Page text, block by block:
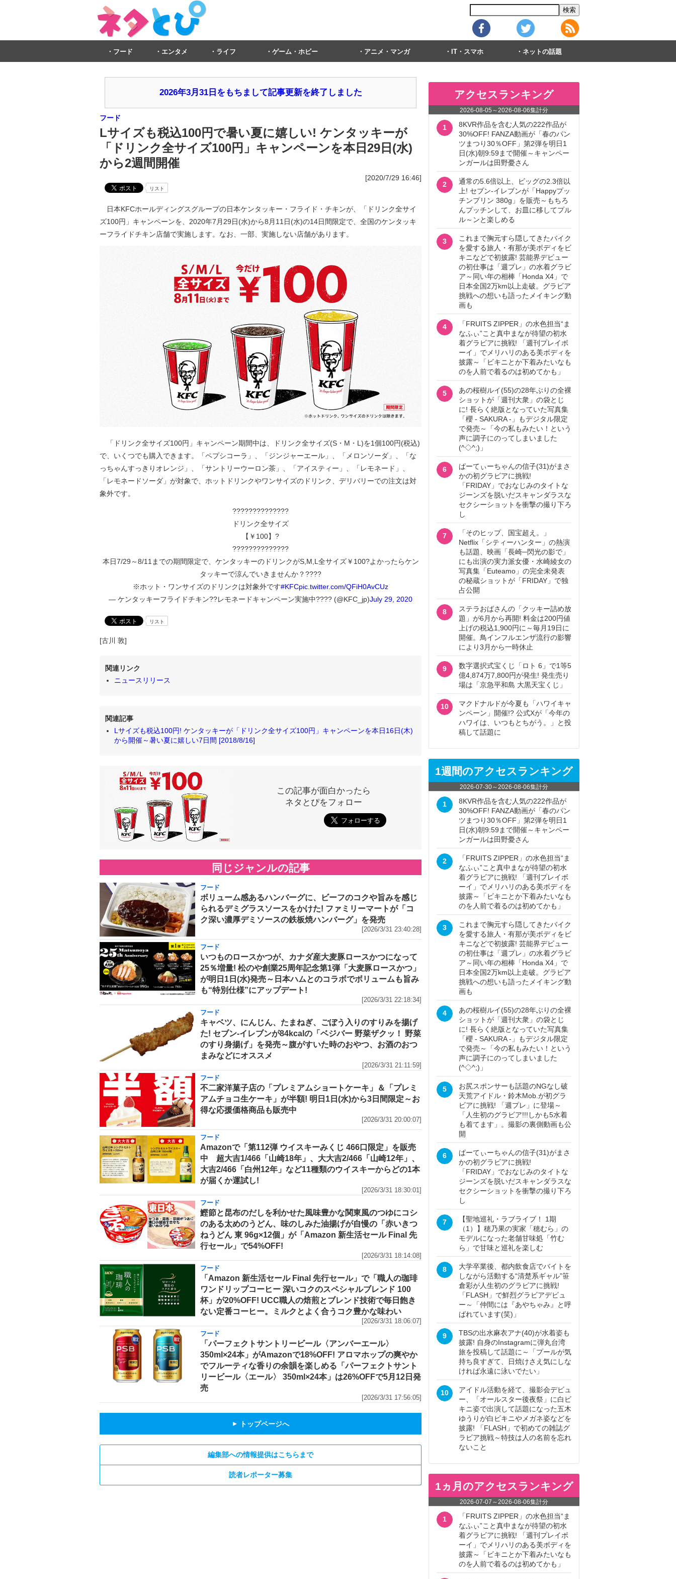
フード エンタメ ライフ ゲーム・ホビー アニメ・マンガ IT・スマホ ネットの話題
2026年3月31日をもちまして記事更新を終了しました
フード
Lサイズも税込100円で暑い夏に嬉しい! ケンタッキーが
「ドリンク全サイズ100円」キャンペーンを本日29日(水)
から2週間開催
[2020/7/29 16:46]
リスト
日本KFCホールディングスグループの日本ケンタッキー・フライド・チキンが、「ドリンク全サイ
ズ100円」キャンペーンを、2020年7月29日(水)から8月11日(水)の14日間限定で、全国のケンタッキ
ーフライドチキン店舗で実施します。なお、一部、実施しない店舗があります。
「ドリンク全サイズ100円」キャンペーン期間中は、ドリンク全サイズ(S・M・L)を1個100円(税込)
で、いくつでも購入できます。「ペプシコーラ」、「ジンジャーエール」、「メロンソーダ」、「な
っちゃんすっきりオレンジ」、「サントリーウーロン茶」、「アイスティー」、「レモネード」、
「レモネードソーダ」が対象で、ホットドリンクやワンサイズのドリンク、デリバリーでの注文は対
象外です。
??????????????
ドリンク全サイズ
【￥100】?
??????????????
本日7/29～8/11までの期間限定で、ケンタッキーのドリンクがS,M,L全サイズ￥100?よかったらケン
タッキーで涼んでいきませんか？????
※ホット・ワンサイズのドリンクは対象外です#KFCpic.twitter.com/QFiH0AvCUz
— ケンタッキーフライドチキン??レモネードキャンペーン実施中???? (@KFC_jp)July 29, 2020
リスト
[古川 敦]
関連リンク
ニュースリリース
関連記事
Lサイズも税込100円! ケンタッキーが「ドリンク全サイズ100円」キャンペーンを本日16日(木)
から開催～暑い夏に嬉しい7日間 [2018/8/16]
この記事が面白かったら
ネタとぴをフォロー
同じジャンルの記事
フード
ボリューム感あるハンバーグに、ビーフのコクや旨みを感じ
られるデミグラスソースをかけた! ファミリーマートが「コ
ク深い濃厚デミソースの鉄板焼ハンバーグ」を発売
[2026/3/31 23:40:28]
フード
いつものロースかつが、カナダ産大麦豚ロースかつになって
25％増量! 松のや創業25周年記念第1弾「大麦豚ロースかつ」
が明日1日(水)発売～日本ハムとのコラボでボリュームも旨み
も“特別仕様”にアップデート!
[2026/3/31 22:18:34]
フード
キャベツ、にんじん、たまねぎ、ごぼう入りのすりみを揚げ
た! セブン‐イレブンが84kcalの「ベジバー 野菜ザクッ！ 野菜
のすり身揚げ」を発売～腹がすいた時のおやつ、お酒のおつ
まみなどにオススメ
[2026/3/31 21:11:59]
フード
不二家洋菓子店の「プレミアムショートケーキ」＆「プレミ
アムチョコ生ケーキ」が半額! 明日1日(水)から3日間限定～お
得な応援価格商品も販売中
[2026/3/31 20:00:07]
フード
Amazonで「第112弾 ウイスキーみくじ 466口限定」を販売
中 超大吉1/466「山崎18年」、大大吉2/466「山崎12年」、
大吉2/466「白州12年」など11種類のウイスキーからどの1本
が届くか運試し!
[2026/3/31 18:30:01]
フード
鰹節と昆布のだしを利かせた風味豊かな関東風のつゆにコシ
のある太めのうどん、味のしみた油揚げが自慢の「赤いきつ
ねうどん 東 96g×12個」が「Amazon 新生活セール Final 先
行セール」で54%OFF!
[2026/3/31 18:14:08]
フード
「Amazon 新生活セール Final 先行セール」で「職人の珈琲
ワンドリップコーヒー 深いコクのスペシャルブレンド 100
杯」が20%OFF! UCC職人の焙煎とブレンド技術で毎日飽き
ない定番コーヒー。ミルクとよく合うコク豊かな味わい
[2026/3/31 18:06:07]
フード
「パーフェクトサントリービール〈アンバーエール〉
350ml×24本」がAmazonで18%OFF! アロマホップの爽やか
でフルーティな香りの余韻を楽しめる「パーフェクトサント
リービール〈エール〉 350ml×24本」は26%OFFで5月12日発
売
[2026/3/31 17:56:05]
▲ トップページへ
編集部への情報提供はこちらまで
読者レポーター募集
アクセスランキング
2026-08-05 ～2026-08-06集計分
1
8KVR作品を含む人気の222作品が
30%OFF! FANZA動画が「春のパン
ツまつり30％OFF」第2弾を明日1
日(水)朝9:59まで開催～キャンペー
ンガールは田野憂さん
2
通常の5.6倍以上、ビッグの2.3倍以
上! セブン‐イレブンが「Happyプッ
チンプリン 380g」を販売～もちろ
んプッチンして、お皿に移してプル
ル～ンと楽しめる
3
これまで胸元すら隠してきたバイク
を愛する旅人・有那が美ボディをビ
キニなどで初披露! 芸能界デビュー
の初仕事は「週プレ」の水着グラビ
ア～同い年の相棒「Honda X4」で
日本全国2万km以上走破。グラビア
挑戦への想いも語ったメイキング動
画も
4
「FRUITS ZIPPER」の水色担当“ま
なふぃ”こと真中まなが待望の初水
着グラビアに挑戦! 「週刊プレイボ
ーイ」でメリハリのある美ボディを
披露～「ビキニとか下着みたいなも
のを人前で着るのは初めてかも」
5
あの桜樹ルイ(55)の28年ぶりの全裸
ショットが「週刊大衆」の袋とじ
に! 長らく絶版となっていた写真集
「櫻 - SAKURA -」もデジタル限定
で発売～「今の私もみたい！という
声に調子にのってしまいました
(^◇^;)」
6
ぱーてぃーちゃんの信子(31)がまさ
かの初グラビアに挑戦!
「FRIDAY」でおなじみのタイトな
ジーンズを脱いだスキャンダラスな
セクシーショットを衝撃の撮り下ろ
し
7
「そのヒップ、国宝超え。」
Netflix「シティーハンター」の熱演
も話題、映画「長崎─閃光の影で」
にも出演の実力派女優・水崎綾女の
写真集「Euteamo」の完全未発表
の秘蔵ショットが「FRIDAY」で独
占公開
8
ステラおばさんの「クッキー詰め放
題」が6月から再開! 料金は200円値
上げの税込1,900円に～毎月19日に
開催。鳥インフルエンザ流行の影響
により3月から一時休止
9
数字選択式宝くじ「ロト 6」で1等5
億4,874万7,800円が発生! 発生売り
場は「京急平和島 大黒天宝くじ」
10
マクドナルドが今夏も「ハワイキャ
ンペーン」開催!? 公式Xが「今年の
ハワイは、いつもとちがう。」と投
稿して話題に
1週間のアクセスランキング
2026-07-30～2026-08-06集計分
1
8KVR作品を含む人気の222作品が
30%OFF! FANZA動画が「春のパン
ツまつり30％OFF」第2弾を明日1
日(水)朝9:59まで開催～キャンペー
ンガールは田野憂さん
2
「FRUITS ZIPPER」の水色担当“ま
なふぃ”こと真中まなが待望の初水
着グラビアに挑戦! 「週刊プレイボ
ーイ」でメリハリのある美ボディを
披露～「ビキニとか下着みたいなも
のを人前で着るのは初めてかも」
3
これまで胸元すら隠してきたバイク
を愛する旅人・有那が美ボディをビ
キニなどで初披露! 芸能界デビュー
の初仕事は「週プレ」の水着グラビ
ア～同い年の相棒「Honda X4」で
日本全国2万km以上走破。グラビア
挑戦への想いも語ったメイキング動
画も
4
あの桜樹ルイ(55)の28年ぶりの全裸
ショットが「週刊大衆」の袋とじ
に! 長らく絶版となっていた写真集
「櫻 - SAKURA -」もデジタル限定
で発売～「今の私もみたい！という
声に調子にのってしまいました
(^◇^;)」
5
お尻スポンサーも話題のNGなし破
天荒アイドル・鈴木Mob.が初グラ
ビアに挑戦! 「週プレ」に登場～
「人生初のグラビア!!!しかも5水着
も着てます」。撮影の裏側動画も公
開
6
ぱーてぃーちゃんの信子(31)がまさ
かの初グラビアに挑戦!
「FRIDAY」でおなじみのタイトな
ジーンズを脱いだスキャンダラスな
セクシーショットを衝撃の撮り下ろ
し
7
【聖地巡礼・ラブライブ！ 1期
（1）】穂乃果の実家「穂むら」の
モデルになった老舗甘味処「竹む
ら」で甘味と巡礼を楽しむ
8
大学卒業後、都内飲食店でバイトを
しながら活動する“清楚系ギャル”笹
倉彩が人生初のグラビアに挑戦!
「FLASH」で鮮烈グラビアデビュ
ー～「仲間には『あやちゃみ』と呼
ばれています(笑)」
9
TBSの出水麻衣アナ(40)が水着姿も
披露! 自身のInstagramに弾丸台湾
旅を投稿して話題に～「プールが気
持ち良すぎて、日焼けさえ気にしな
ければ永遠に泳いでたい」
10
アイドル活動を経て、撮影会デビュ
ー、「オールスター後夜祭」に白ビ
キニ姿で出演して話題になった五木
ゆうりが白ビキニやメガネ姿などを
披露! 「FLASH」で初めての雑誌グ
ラビア挑戦～特技は人の名前を忘れ
ないこと
1ヵ月のアクセスランキング
2026-07-07 ～2026-08-06集計分
1
「FRUITS ZIPPER」の水色担当“ま
なふぃ”こと真中まなが待望の初水
着グラビアに挑戦! 「週刊プレイボ
ーイ」でメリハリのある美ボディを
披露～「ビキニとか下着みたいなも
のを人前で着るのは初めてかも」